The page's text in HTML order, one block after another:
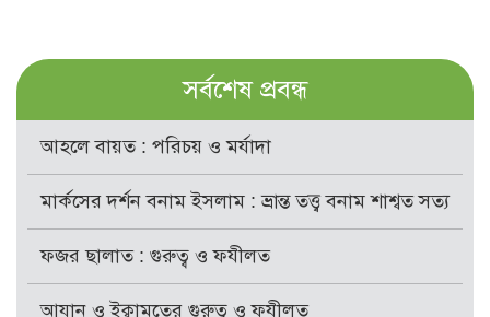
সর্বশেষ প্রবন্ধ
আহলে বায়ত : পরিচয় ও মর্যাদা
মার্কসের দর্শন বনাম ইসলাম : ভ্রান্ত তত্ত্ব বনাম শাশ্বত সত্য
ফজর ছালাত : গুরুত্ব ও ফযীলত
আযান ও ইক্বামতের গুরুত্ব ও ফযীলত